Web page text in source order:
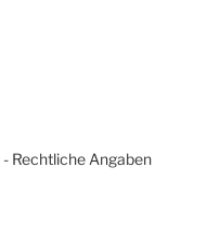
Rechtliche Angaben